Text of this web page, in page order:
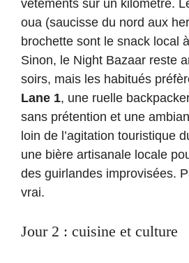
vêtements sur un kilomètre.
oua (saucisse du nord aux
brochette sont le snack local
Sinon, le Night Bazaar reste
soirs, mais les habitués
Lane 1, une ruelle
sans prétention et une
loin de l’agitation touristique
une bière artisanale locale
des guirlandes improvisées.
vrai.
Jour 2 : cuisine et culture